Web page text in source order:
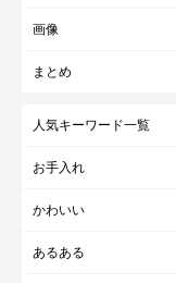
画像
まとめ
人気キーワード一覧
お手入れ
かわいい
あるある